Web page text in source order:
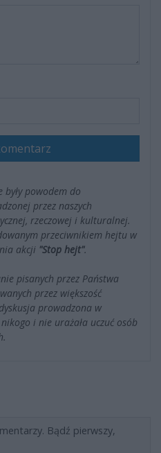
były powodem do
przez naszych
rzeczowej i kulturalnej.
przeciwnikiem hejtu w
akcji "Stop hejt".
pisanych przez Państwa
przez większość
prowadzona w
i nie urażała uczuć osób
Bądź pierwszy,